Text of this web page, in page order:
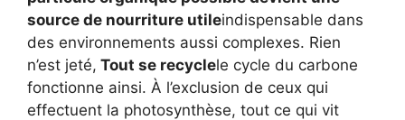
source de nourriture utileindispensable dans
des environnements aussi complexes. Rien
n’est jeté, Tout se recyclele cycle du carbone
fonctionne ainsi. À l’exclusion de ceux qui
effectuent la photosynthèse, tout ce qui vit